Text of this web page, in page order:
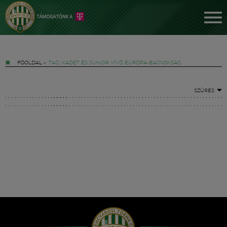
FŐOLDAL » TAG: KADET ÉS JUNIOR VÍVÓ EURÓPA-BAJNOKSÁG
SZŰRÉS
Hírek